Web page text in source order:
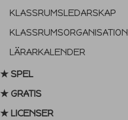
KLASSRUMSLEDARSKAP
KLASSRUMSORGANISATION
LÄRARKALENDER
★ SPEL
★ GRATIS
★ LICENSER